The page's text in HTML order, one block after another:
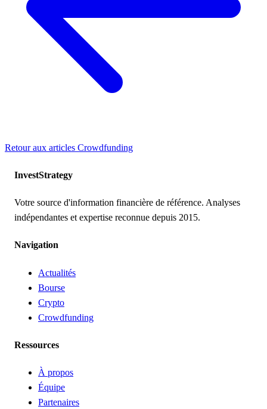
Retour aux articles Crowdfunding
InvestStrategy
Votre source d'information financière de référence. Analyses
indépendantes et expertise reconnue depuis 2015.
Navigation
Actualités
Bourse
Crypto
Crowdfunding
Ressources
À propos
Équipe
Partenaires